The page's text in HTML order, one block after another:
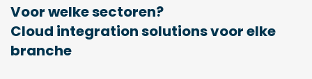
Voor welke sectoren?
Cloud integration solutions voor elke
branche